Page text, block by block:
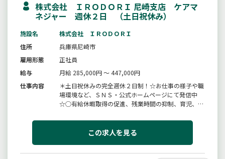
株式会社 ＩＲＯＤＯＲＩ 尼崎支店 ケアマ
ネジャー 週休２日 （土日祝休み）
施設名
株式会社 ＩＲＯＤＯＲＩ
住所
兵庫県尼崎市
雇用形態
正社員
給与
月給 285,000円 ～ 447,000円
仕事内容
＊土日祝休みの完全週休２日制！☆お仕事の様子や職
場環境など、ＳＮＳ・公式ホームページにて発信中
☆◯有給休暇取得の促進、残業時間の抑制、育児、介
◯ご利用者様の計画などを作成し、支援する仕事。◯
リモートワーク可！（規定あり）業務の変更範囲：変
この求人を見る